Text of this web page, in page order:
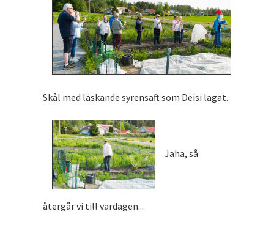
Skål med läskande syrensaft som Deisi lagat.
Jaha, så
återgår vi till vardagen...